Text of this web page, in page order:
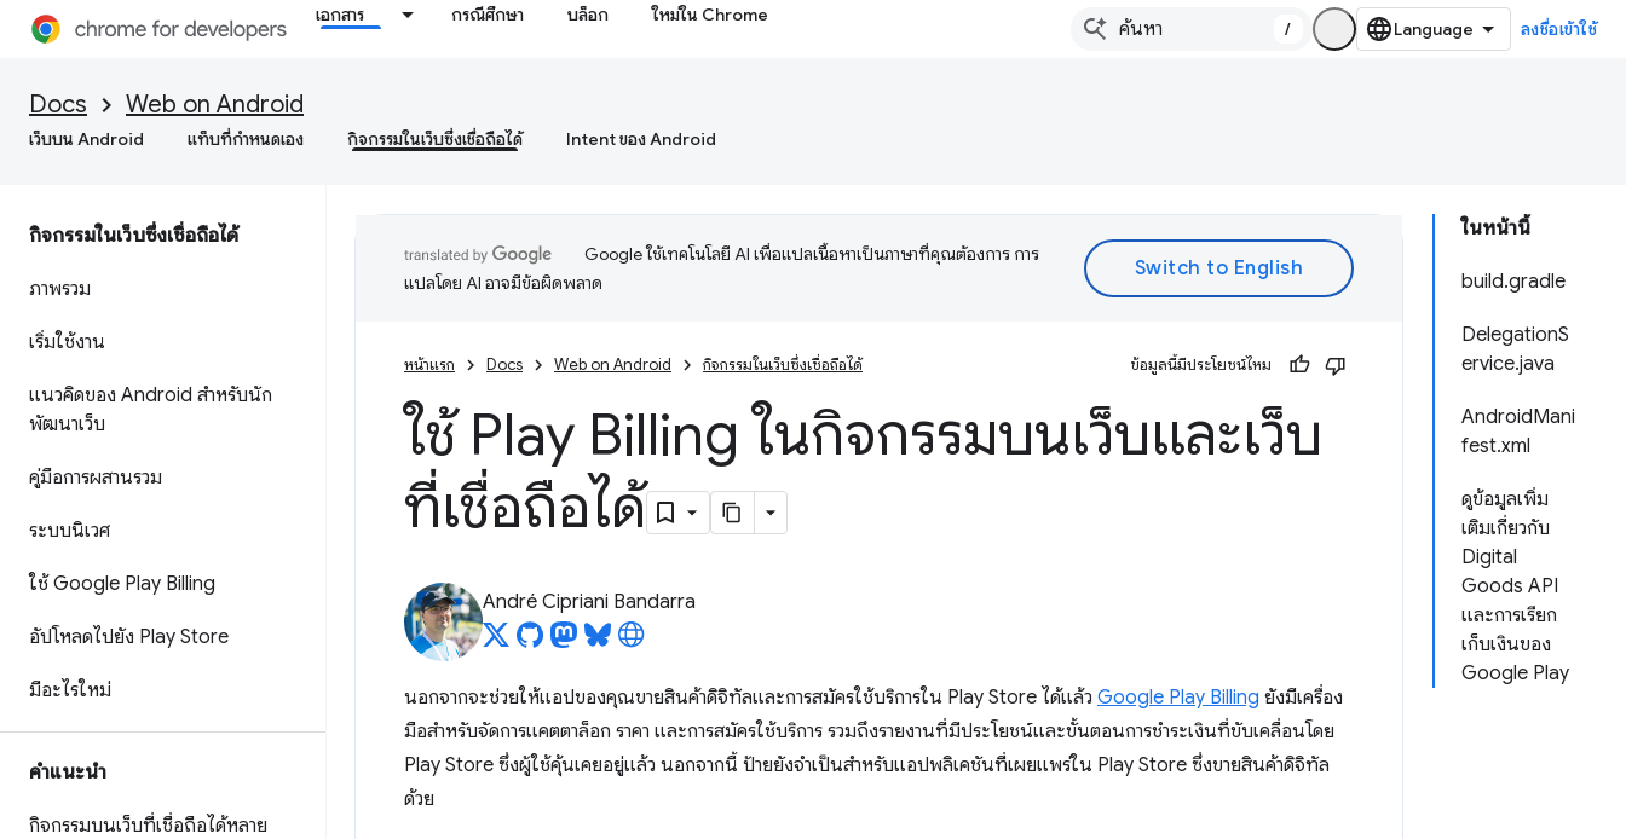
เอกสาร กรณีศึกษา บล็อก ใหม่ใน Chrome
/ ลงชื่อเข้าใช้
Docs Web on Android
เว็บบน Android แท็บที่กำหนดเอง กิจกรรมในเว็บซึ่งเชื่อถือได้ Intent ของ Android
กิจกรรมในเว็บซึ่งเชื่อถือได้
ภาพรวม
เริ่มใช้งาน
แนวคิดของ Android สำหรับนัก
พัฒนาเว็บ
คู่มือการผสานรวม
ระบบนิเวศ
ใช้ Google Play Billing
อัปโหลดไปยัง Play Store
มีอะไรใหม่
คำแนะนำ
กิจกรรมบนเว็บที่เชื่อถือได้หลาย
ในหน้านี้
build.gradle
DelegationS
ervice.java
AndroidMani
fest.xml
ดูข้อมูลเพิ่ม
เติมเกี่ยวกับ
Digital
Goods API
และการเรียก
เก็บเงินของ
Google Play
Google ใช้เทคโนโลยี AI เพื่อแปลเนื้อหาเป็นภาษาที่คุณต้องการ การ
แปลโดย AI อาจมีข้อผิดพลาด
หน้าแรก Docs Web on Android กิจกรรมในเว็บซึ่งเชื่อถือได้ ข้อมูลนี้มีประโยชน์ไหม
ใช้ Play Billing ในกิจกรรมบนเว็บและเว็บ
ที่เชื่อถือได้
André Cipriani Bandarra
นอกจากจะช่วยให้แอปของคุณขายสินค้าดิจิทัลและการสมัครใช้บริการใน Play Store ได้แล้ว Google Play Billing ยังมีเครื่อง
มือสำหรับจัดการแคตตาล็อก ราคา และการสมัครใช้บริการ รวมถึงรายงานที่มีประโยชน์และขั้นตอนการชำระเงินที่ขับเคลื่อนโดย
Play Store ซึ่งผู้ใช้คุ้นเคยอยู่แล้ว นอกจากนี้ ป้ายยังจำเป็นสำหรับแอปพลิเคชันที่เผยแพร่ใน Play Store ซึ่งขายสินค้าดิจิทัล
ด้วย